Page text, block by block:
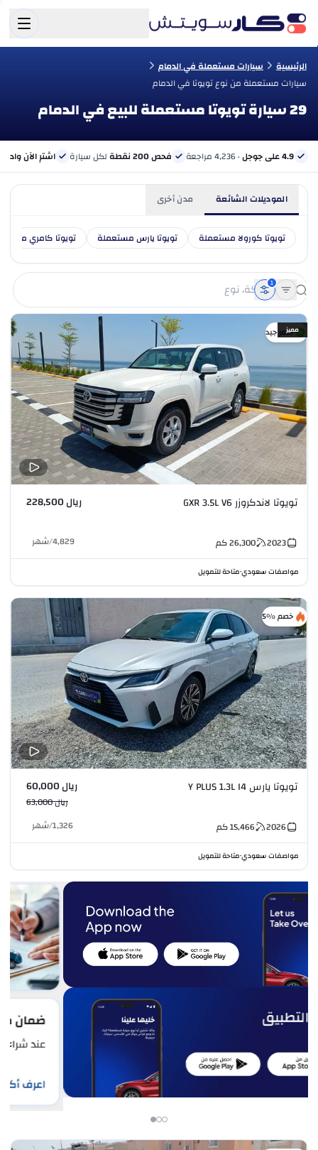
الرئيسية
سيارات مستعملة في الدمام
سيارات مستعملة من نوع تويوتا في الدمام
29 سيارة تويوتا مستعملة للبيع في الدمام
4.9 على جوجل · 4,236 مراجعة فحص 200 نقطة لكل سيارة اشترِ الآن
الموديلات الشائعة مدن أخرى
تويوتا كورولا مستعملة تويوتا يارس مستعملة تويوتا كامري
1
سعر جيدمميز
تويوتا لاندكروزر GXR 3.5L V6 ريال 228,500
2023
26,300كم 4,829
/شهر
مواصفات سعودي•متاحة للتمويل
خصم %5
تويوتا يارس Y PLUS 1.3L I4 ريال 60,000
ريال 63,000
2026
15,466كم 1,326
/شهر
مواصفات سعودي•متاحة للتمويل